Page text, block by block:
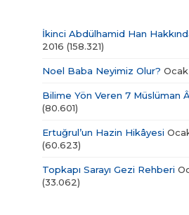
İkinci Abdülhamid Han
2016 (158.321)
Noel Baba Neyimiz Olur?
Bilime Yön Veren 7 Müslüman
(80.601)
Ertuğrul’un Hazin Hikâyesi
(60.623)
Topkapı Sarayı Gezi Rehberi
(33.062)